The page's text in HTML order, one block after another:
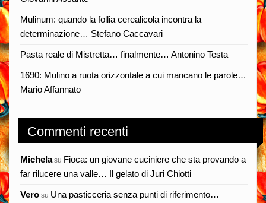
Mulinum: quando la follia cerealicola incontra la
determinazione… Stefano Caccavari
Pasta reale di Mistretta… finalmente… Antonino Testa
1690: Mulino a ruota orizzontale a cui mancano le parole…
Mario Affannato
Commenti recenti
Michelasu Fioca: un giovane cuciniere che sta provando a
far rilucere una valle… Il gelato di Juri Chiotti
Vero su Una pasticceria senza punti di riferimento…